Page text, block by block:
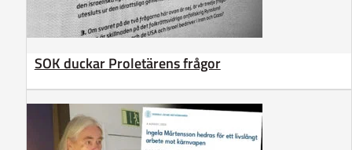
SOK duckar Proletärens frågor